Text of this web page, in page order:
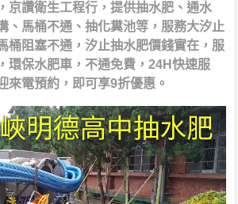
京讚衛生工程行，提供抽水肥、通水
、馬桶不通、抽化糞池等，服務大汐止
桶阻塞不通，汐止抽水肥價錢實在，服
環保水肥車，不通免費，24H快速服
來電預約，即可享9折優惠。